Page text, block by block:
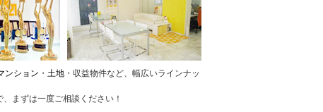
ンション ・ 土地 ・収益物件など、幅広いラインナッ
まずは一度ご相談ください！